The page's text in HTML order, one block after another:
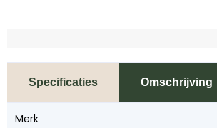
Specificaties Omschrijving
Merk